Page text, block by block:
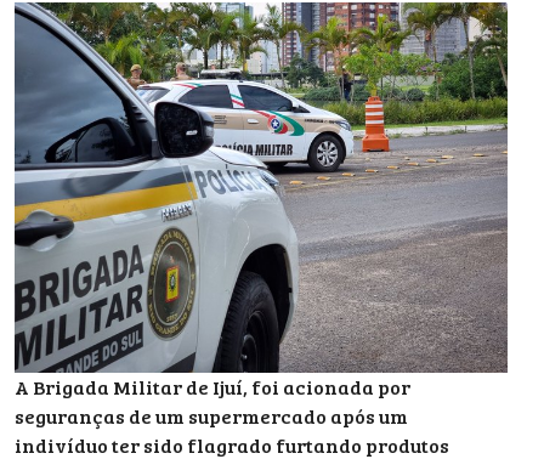
A Brigada Militar de Ijuí, foi acionada por
seguranças de um supermercado após um
indivíduo ter sido flagrado furtando produtos